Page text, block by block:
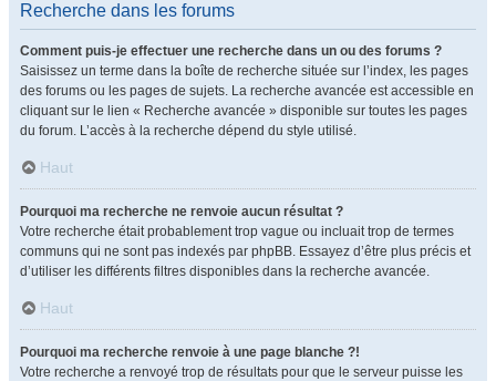
Recherche dans les forums
Comment puis-je effectuer une recherche dans un ou des forums ?
Saisissez un terme dans la boîte de recherche située sur l’index, les pages
des forums ou les pages de sujets. La recherche avancée est accessible en
cliquant sur le lien « Recherche avancée » disponible sur toutes les pages
du forum. L’accès à la recherche dépend du style utilisé.
Haut
Pourquoi ma recherche ne renvoie aucun résultat ?
Votre recherche était probablement trop vague ou incluait trop de termes
communs qui ne sont pas indexés par phpBB. Essayez d’être plus précis et
d’utiliser les différents filtres disponibles dans la recherche avancée.
Haut
Pourquoi ma recherche renvoie à une page blanche ?!
Votre recherche a renvoyé trop de résultats pour que le serveur puisse les